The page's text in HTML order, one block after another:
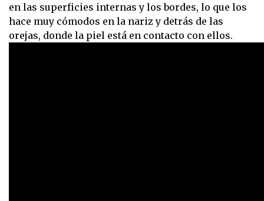
en las superficies internas y los bordes, lo que los
hace muy cómodos en la nariz y detrás de las
orejas, donde la piel está en contacto con ellos.